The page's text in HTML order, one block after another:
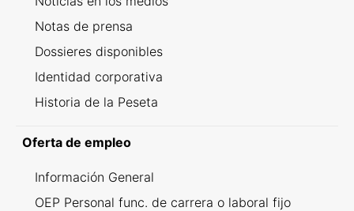
Notas de prensa
Dossieres disponibles
Identidad corporativa
Historia de la Peseta
Oferta de empleo
Información General
OEP Personal func. de carrera o laboral fijo